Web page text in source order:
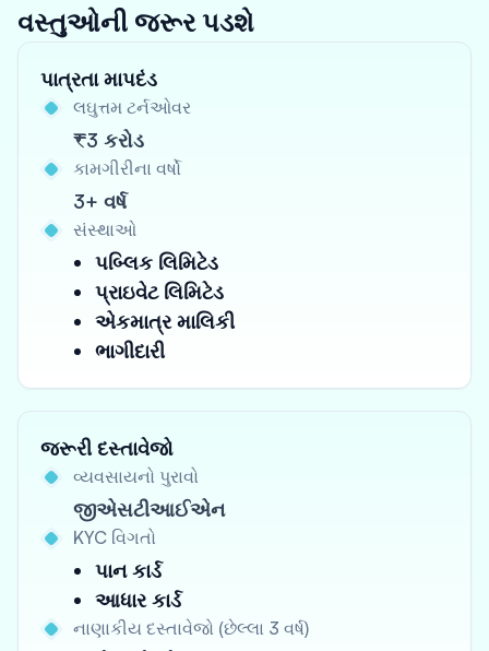
વસ્તુઓની જરૂર પડશે
પાત્રતા માપદંડ
લઘુત્તમ ટર્નઓવર
₹3 કરોડ
કામગીરીના વર્ષો
3+ વર્ષ
સંસ્થાઓ
પબ્લિક લિમિટેડ
પ્રાઇવેટ લિમિટેડ
એકમાત્ર માલિકી
ભાગીદારી
જરૂરી દસ્તાવેજો
વ્યવસાયનો પુરાવો
જીએસટીઆઈએન
KYC વિગતો
પાન કાર્ડ
આધાર કાર્ડ
નાણાકીય દસ્તાવેજો (છેલ્લા 3 વર્ષ)